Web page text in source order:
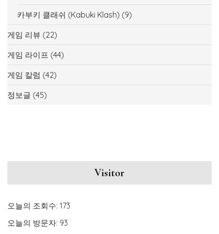
카부키 클래쉬 (Kabuki Klash) (9)
게임 리뷰 (22)
게임 라이프 (44)
게임 칼럼 (42)
정보글 (45)
Visitor
오늘의 조회수: 173
오늘의 방문자: 93